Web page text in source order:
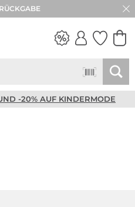
-20% AUF KINDERMODE